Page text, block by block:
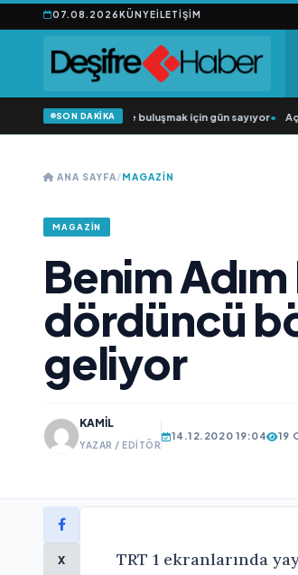
07.08.2026KÜNYEİLETIŞIM
SON DAKİKA
Şarkıcısı” seyircisiyle buluşmak için gün sayıyor•
ANA SAYFA/MAGAZIN
MAGAZIN
Benim
dördüncü
geliyor
KAMIL
YAZAR / EDITÖR
14.12.2020 19:04 19
X
TRT 1 ekranlarında